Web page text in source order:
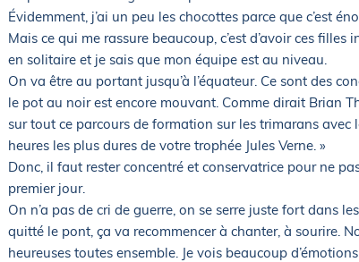
Évidemment, j’ai un peu les chocottes parce que c’est
Mais ce qui me rassure beaucoup, c’est d’avoir ces filles
en solitaire et je sais que mon équipe est au niveau.
On va être au portant jusqu’à l’équateur. Ce sont des
le pot au noir est encore mouvant. Comme dirait Brian
sur tout ce parcours de formation sur les trimarans avec
heures les plus dures de votre trophée Jules Verne. »
Donc, il faut rester concentré et conservatrice pour ne
premier jour.
On n’a pas de cri de guerre, on se serre juste fort dans
quitté le pont, ça va recommencer à chanter, à sourire.
heureuses toutes ensemble. Je vois beaucoup